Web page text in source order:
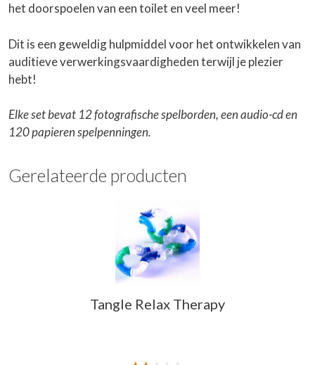
het doorspoelen van een toilet en veel meer!
Dit is een geweldig hulpmiddel voor het ontwikkelen van
auditieve verwerkingsvaardigheden terwijl je plezier
hebt!
Elke set bevat 12 fotografische spelborden, een audio-cd en
120 papieren spelpenningen.
Gerelateerde producten
Tangle Relax Therapy